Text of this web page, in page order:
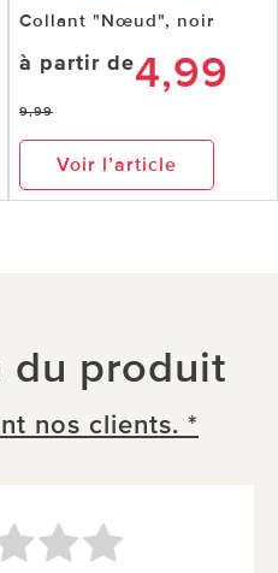
Collant "Nœud", noir
à partir de4,99
9,99
Voir l’article
du produit
nos clients. *